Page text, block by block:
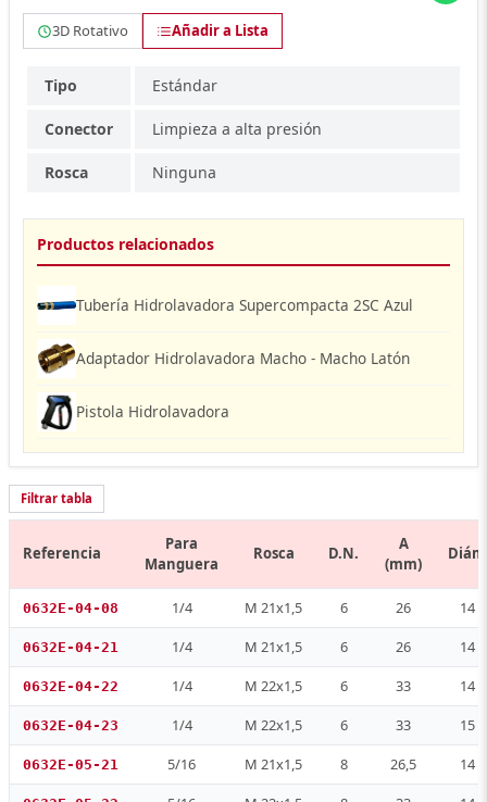
3D Rotativo Añadir a Lista
Tipo Estándar
Conector Limpieza a alta presión
Rosca Ninguna
Productos relacionados
Tubería Hidrolavadora Supercompacta 2SC Azul
Adaptador Hidrolavadora Macho - Macho Latón
Pistola Hidrolavadora
Filtrar tabla
Referencia
Para
Manguera
Rosca D.N.
A
(mm)
0632E-04-08 1/4 M 21x1,5 6 26 14
0632E-04-21 1/4 M 21x1,5 6 26 14
0632E-04-22 1/4 M 22x1,5 6 33 14
0632E-04-23 1/4 M 22x1,5 6 33 15
0632E-05-21 5/16 M 21x1,5 8 26,5 14